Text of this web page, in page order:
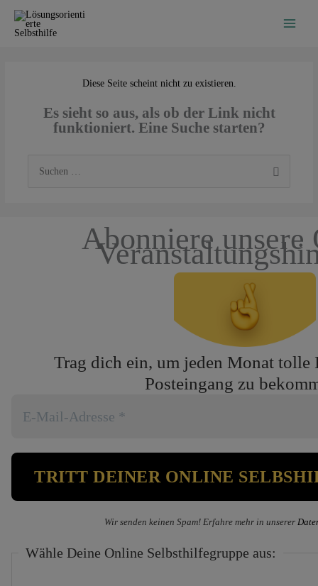
Inhalt
springen
Diese Seite scheint nicht zu existieren.
Es sieht so aus, als ob der Link nicht
funktioniert. Eine Suche starten?
Suchen
Abonniere unsere
Trag dich ein, um jeden Monat tolle
Posteingang zu
Wir senden keinen Spam! Erfahre mehr in unserer
Wähle Deine Online Selbsthilfegruppe aus: